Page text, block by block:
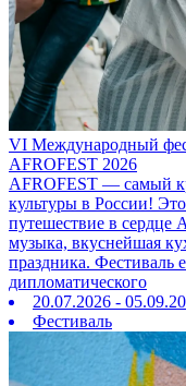
VI Международный
AFROFEST 2026
AFROFEST — самый
культуры в России!
путешествие в сердце
музыка, вкуснейшая
праздника. Фестиваль
дипломатического
20.07.2026 -
Фестиваль